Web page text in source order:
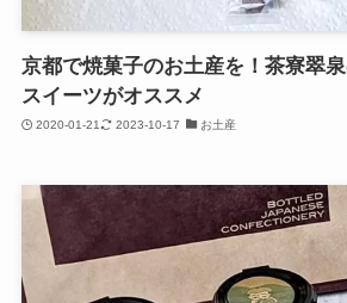
京都で焼菓子のお土産を！茶寮翠
スイーツがオススメ
2020-01-21 2023-10-17 お土産